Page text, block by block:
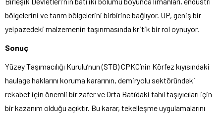
bölgelerini ve tarım bölgelerini birbirine bağlıyor. UP, geniş bir
yelpazedeki malzemenin taşınmasında kritik bir rol oynuyor.
Sonuç
Yüzey Taşımacılığı Kurulu’nun (STB) CPKC’nin Körfez kıyısındaki
haulage haklarını koruma kararının, demiryolu sektöründeki
rekabet için önemli bir zafer ve Orta Batı’daki tahıl taşıyıcıları için
bir kazanım olduğu açıktır. Bu karar, tekelleşme uygulamalarını